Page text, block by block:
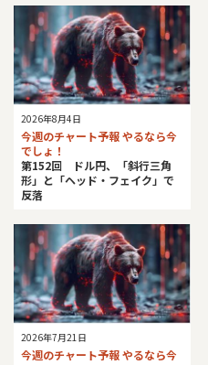
2026年8月4日
今週のチャート予報 やるなら今
でしょ！
第152回 ドル円、「斜行三角
形」と「ヘッド・フェイク」で
反落
2026年7月21日
今週のチャート予報 やるなら今